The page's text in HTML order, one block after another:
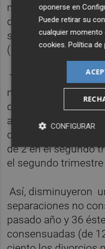
matrimonial más alta
demandas por cada
solo superada por
(5,2).
Todas las
matrimonial
disminuciones
a excepción de las
que aumentaron un
de 2 en el segundo
el segundo trimestre
Así, disminuyeron
separaciones no
pasado año y 36
consensuadas (de
oponerse en
Puede retirar su
cualquier
cookies.Política de
CONFIGURAR